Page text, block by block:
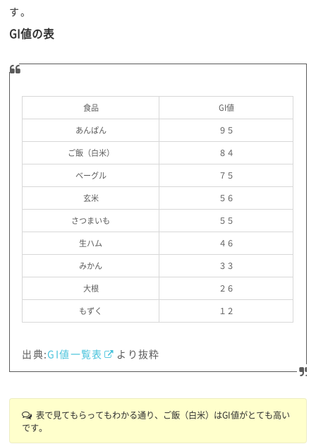
す。
GI値の表
食品
GI値
あんぱん
９５
ご飯（白米）
８４
ベーグル
７５
玄米
５６
さつまいも
５５
生ハム
４６
みかん
３３
大根
２６
もずく
１２
出典:GI値一覧表 より抜粋
表で見てもらってもわかる通り、ご飯（白米）はGI値がとても高い
です。